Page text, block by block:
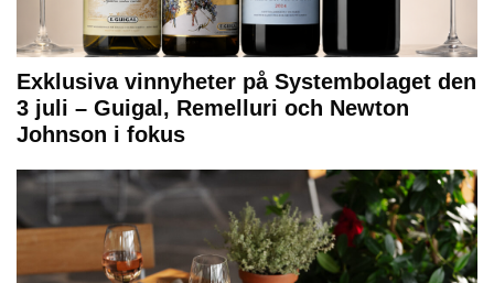
Exklusiva vinnyheter på Systembolaget den
3 juli – Guigal, Remelluri och Newton
Johnson i fokus